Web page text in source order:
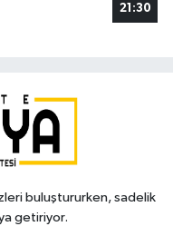
21:30
buluştururken, sadelik
getiriyor.